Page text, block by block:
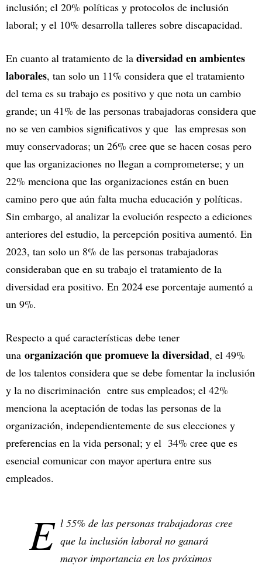
inclusión; el 20% políticas y protocolos de inclusión
laboral; y el 10% desarrolla talleres sobre discapacidad.
En cuanto al tratamiento de la diversidad en ambientes
laborales, tan solo un 11% considera que el tratamiento
del tema es su trabajo es positivo y que nota un cambio
grande; un 41% de las personas trabajadoras considera que
no se ven cambios significativos y que las empresas son
muy conservadoras; un 26% cree que se hacen cosas pero
que las organizaciones no llegan a comprometerse; y un
22% menciona que las organizaciones están en buen
camino pero que aún falta mucha educación y políticas.
Sin embargo, al analizar la evolución respecto a ediciones
anteriores del estudio, la percepción positiva aumentó. En
2023, tan solo un 8% de las personas trabajadoras
consideraban que en su trabajo el tratamiento de la
diversidad era positivo. En 2024 ese porcentaje aumentó a
un 9%.
Respecto a qué características debe tener
una organización que promueve la diversidad, el 49%
de los talentos considera que se debe fomentar la inclusión
y la no discriminación entre sus empleados; el 42%
menciona la aceptación de todas las personas de la
organización, independientemente de sus elecciones y
preferencias en la vida personal; y el 34% cree que es
esencial comunicar con mayor apertura entre sus
empleados.
E l 55% de las personas trabajadoras cree
que la inclusión laboral no ganará
mayor importancia en los próximos